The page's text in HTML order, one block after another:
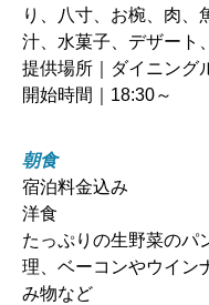
り、八寸、お椀、肉、
汁、水菓子、デザート
提供場所｜ダイニング
開始時間｜18:30～
朝食
宿泊料金込み
洋食
たっぷりの生野菜のパ
理、ベーコンやウイン
み物など